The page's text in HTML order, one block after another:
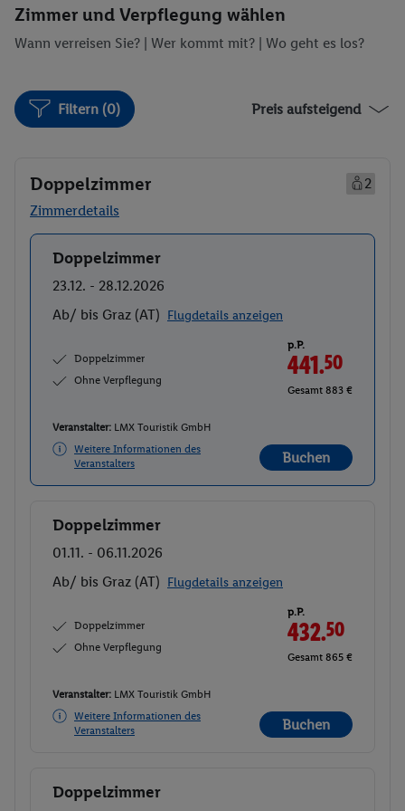
Zimmer und Verpflegung wählen
Wann verreisen Sie? | Wer kommt mit? | Wo geht es los?
Filtern (0) Preis aufsteigend
Doppelzimmer
2
Zimmerdetails
Buchen
Doppelzimmer
23.12. - 28.12.2026
Ab/ bis Graz (AT) Flugdetails anzeigen
Doppelzimmer
Ohne Verpflegung
p.P.
441.50
Gesamt 883 €
Veranstalter: LMX Touristik GmbH
Weitere Informationen des
Veranstalters
Buchen
Buchen
Doppelzimmer
01.11. - 06.11.2026
Ab/ bis Graz (AT) Flugdetails anzeigen
Doppelzimmer
Ohne Verpflegung
p.P.
432.50
Gesamt 865 €
Veranstalter: LMX Touristik GmbH
Weitere Informationen des
Veranstalters
Buchen
Buchen
Doppelzimmer